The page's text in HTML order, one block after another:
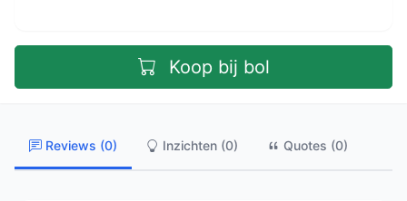
Koop bij bol
Reviews (0) Inzichten (0) Quotes (0)